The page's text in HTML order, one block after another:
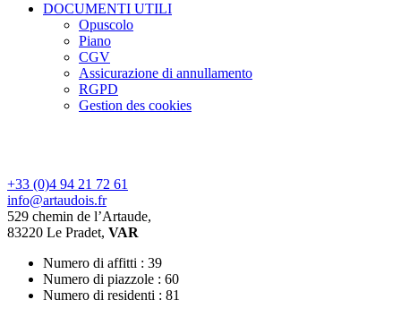
DOCUMENTI UTILI
Opuscolo
Piano
CGV
Assicurazione di annullamento
RGPD
Gestion des cookies
+33 (0)4 94 21 72 61
info@artaudois.fr
529 chemin de l’Artaude,
83220 Le Pradet, VAR
Numero di affitti : 39
Numero di piazzole : 60
Numero di residenti : 81